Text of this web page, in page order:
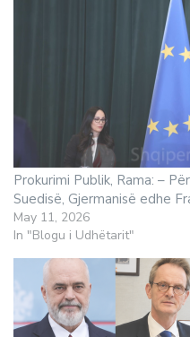
Prokurimi Publik, Rama: –
Suedisë, Gjermanisë edhe
May 11, 2026
In "Blogu i Udhëtarit"